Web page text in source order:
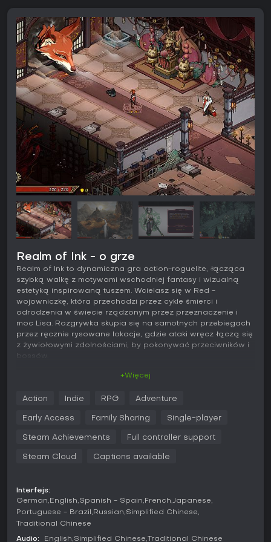
Realm of Ink - o grze
Realm of Ink to dynamiczna gra action-roguelite, łącząca
szybką walkę z motywami wschodniej fantasy i wizualną
estetyką inspirowaną tuszem. Wcielasz się w Red -
wojowniczkę, która przechodzi przez cykle śmierci i
odrodzenia w świecie rządzonym przez przeznaczenie i
moc Lisa. Rozgrywka skupia się na samotnych przebiegach
przez ręcznie rysowane lokacje, gdzie ataki wręcz łączą się
z żywiołowymi zdolnościami, by pokonywać przeciwników i
bossów.
aktywnych zdolnościach Atramentu, które oferują ataki na
cooldownie i efekty pasywne. Red zadaje szybkie ciosy
wykonuje uniki, by unikać obrażeń. Klejnoty Atramentu - takie
Płonący Atrament, Atrament Qilin oraz Smoczy Atrament -
się ponad 40 takich klejnotów, zachęcając do
eksperymentowania z kombinacjami, które wpływają także
na towarzyszącego pupila.
+Więcej
Action Indie RPG Adventure
Early Access Family Sharing Single-player
Steam Achievements Full controller support
Steam Cloud Captions available
Interfejs:
German English Spanish - Spain French Japanese
Portuguese - Brazil
Russian Simplified Chinese
Traditional Chinese
Audio: English Simplified Chinese Traditional Chinese